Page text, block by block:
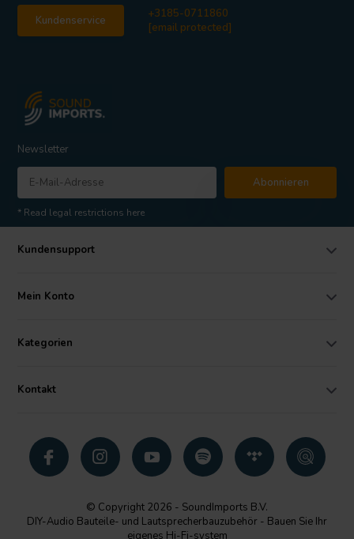
Kundenservice
+3185-0711860
[email protected]
Newsletter
Abonnieren
* Read legal restrictions here
Kundensupport
Mein Konto
Kategorien
Kontakt
© Copyright 2026 - SoundImports B.V.
DIY-Audio Bauteile- und Lautsprecherbauzubehör - Bauen Sie Ihr
eigenes Hi-Fi-system